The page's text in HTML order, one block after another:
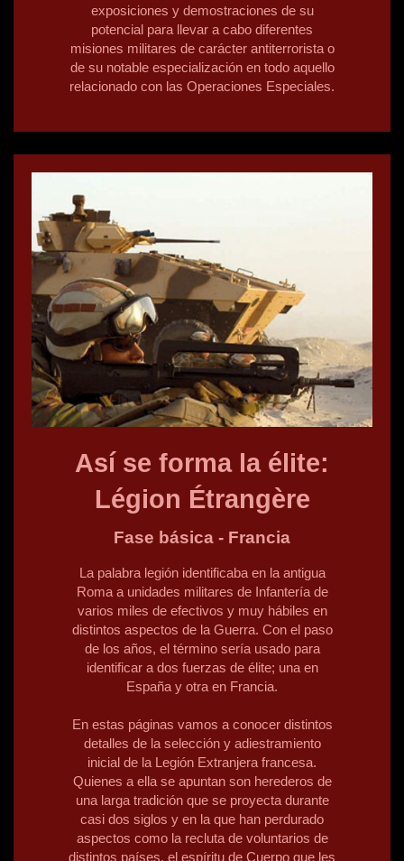
exposiciones y demostraciones de su
potencial para llevar a cabo diferentes
misiones militares de carácter antiterrorista o
de su notable especialización en todo aquello
relacionado con las Operaciones Especiales.
Así se forma la élite:
Légion Étrangère
Fase básica - Francia
La palabra legión identificaba en la antigua
Roma a unidades militares de Infantería de
varios miles de efectivos y muy hábiles en
distintos aspectos de la Guerra. Con el paso
de los años, el término sería usado para
identificar a dos fuerzas de élite; una en
España y otra en Francia.
En estas páginas vamos a conocer distintos
detalles de la selección y adiestramiento
inicial de la Legión Extranjera francesa.
Quienes a ella se apuntan son herederos de
una larga tradición que se proyecta durante
casi dos siglos y en la que han perdurado
aspectos como la recluta de voluntarios de
distintos países, el espíritu de Cuerpo que les